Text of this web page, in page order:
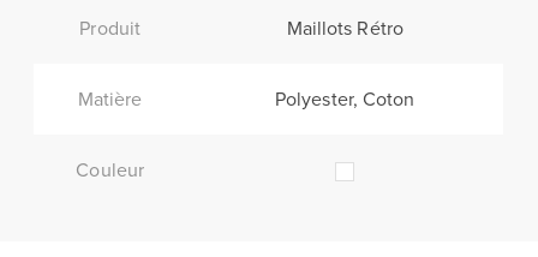
Produit Maillots Rétro
Matière Polyester, Coton
Couleur